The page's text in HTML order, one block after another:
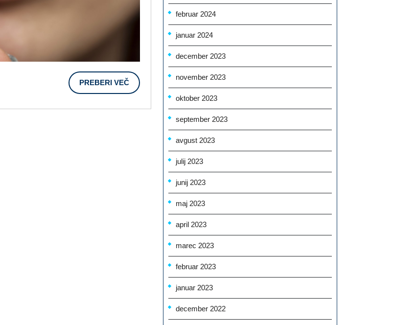
PREBERI VEČPREBERI
VEČ
februar 2024
januar 2024
december 2023
november 2023
oktober 2023
september 2023
avgust 2023
julij 2023
junij 2023
maj 2023
april 2023
marec 2023
februar 2023
januar 2023
december 2022